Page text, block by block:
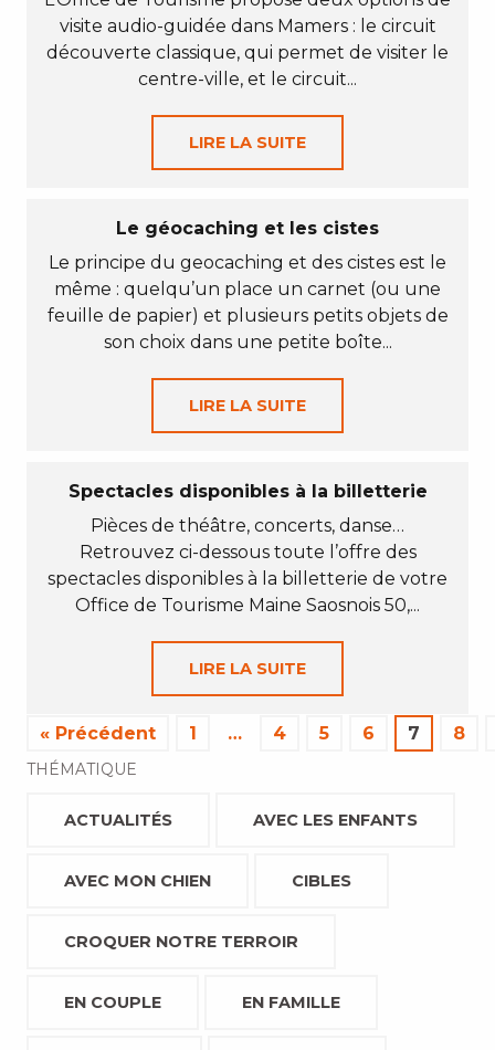
visite audio-guidée dans Mamers : le circuit
découverte classique, qui permet de visiter le
centre-ville, et le circuit...
LIRE LA SUITE
Le géocaching et les cistes
Le principe du geocaching et des cistes est le
même : quelqu’un place un carnet (ou une
feuille de papier) et plusieurs petits objets de
son choix dans une petite boîte...
LIRE LA SUITE
Spectacles disponibles à la billetterie
Pièces de théâtre, concerts, danse…
Retrouvez ci-dessous toute l’offre des
spectacles disponibles à la billetterie de votre
Office de Tourisme Maine Saosnois 50,...
LIRE LA SUITE
« Précédent 1 … 4 5 6 7 8
THÉMATIQUE
ACTUALITÉS AVEC LES ENFANTS
AVEC MON CHIEN CIBLES
CROQUER NOTRE TERROIR
EN COUPLE EN FAMILLE